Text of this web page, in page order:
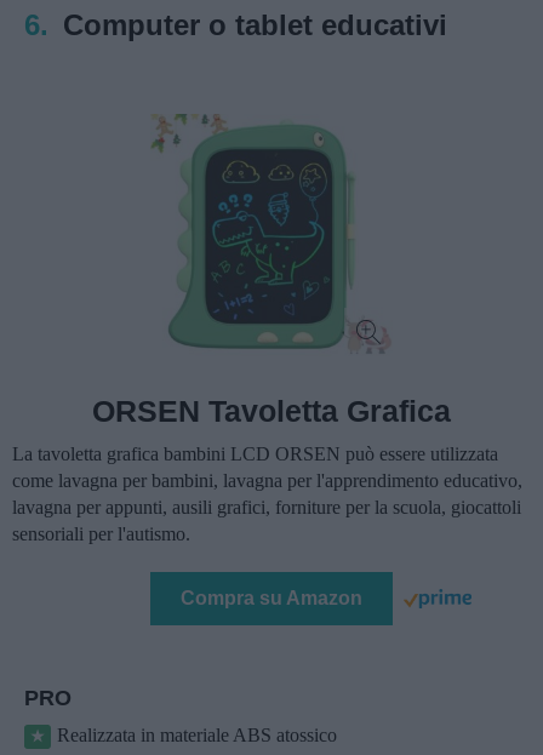
6. Computer o tablet educativi
ORSEN Tavoletta Grafica
La tavoletta grafica bambini LCD ORSEN può essere utilizzata
come lavagna per bambini, lavagna per l'apprendimento educativo,
lavagna per appunti, ausili grafici, forniture per la scuola, giocattoli
sensoriali per l'autismo.
Compra su Amazon
PRO
Realizzata in materiale ABS atossico